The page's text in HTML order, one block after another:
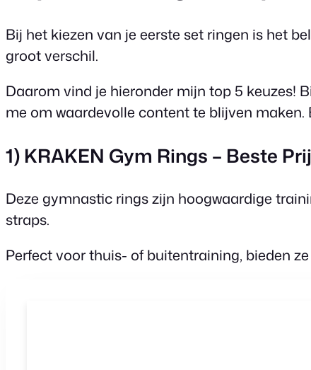
Bij het kiezen van je eerste set ringen is het
groot verschil.
Daarom vind je hieronder mijn top 5 keuzes!
me om waardevolle content te blijven maken.
1) KRAKEN Gym Rings – Beste
Deze gymnastic rings zijn hoogwaardige
straps.
Perfect voor thuis- of buitentraining, bieden